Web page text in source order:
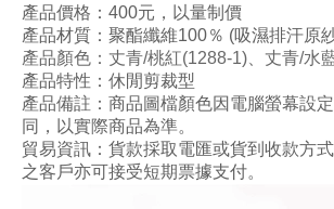
產品價格：400元，以量制價
產品材質： 聚酯纖維100％ (吸濕排汗原
產品顏色 ： 丈青/桃紅(1288-1)、 丈青/水
產品特性： 休閒剪裁型
產品備註：商品圖檔顏色因電腦螢幕設
同，以實際商品為準。
貿易資訊：貨款採取電匯或貨到收款方
之客戶亦可接受短期票據支付。